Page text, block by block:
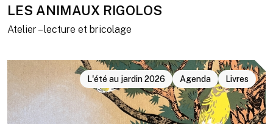
LES ANIMAUX RIGOLOS
Atelier – lecture et bricolage
L'été au jardin 2026 Agenda Livres